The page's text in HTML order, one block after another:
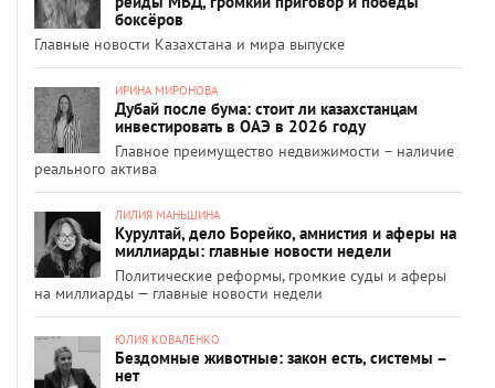
боксёров
Главные новости Казахстана и мира выпуске
ИРИНА МИРОНОВА
Дубай после бума: стоит ли казахстанцам
инвестировать в ОАЭ в 2026 году
Главное преимущество недвижимости – наличие
реального актива
ЛИЛИЯ МАНЬШИНА
Курултай, дело Борейко, амнистия и аферы на
миллиарды: главные новости недели
Политические реформы, громкие суды и аферы
на миллиарды — главные новости недели
ЮЛИЯ КОВАЛЕНКО
Бездомные животные: закон есть, системы –
нет